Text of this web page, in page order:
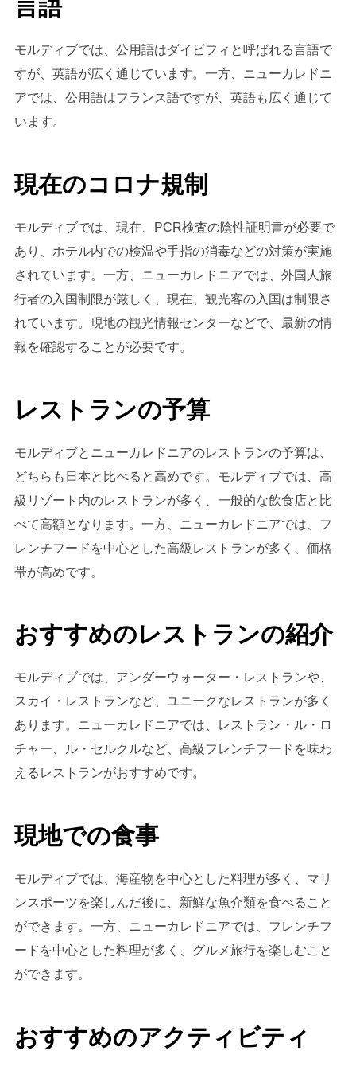
言語
モルディブでは、公用語はダイビフィと呼ばれる言語で
すが、英語が広く通じています。一方、ニューカレドニ
アでは、公用語はフランス語ですが、英語も広く通じて
います。
現在のコロナ規制
モルディブでは、現在、PCR検査の陰性証明書が必要で
あり、ホテル内での検温や手指の消毒などの対策が実施
されています。一方、ニューカレドニアでは、外国人旅
行者の入国制限が厳しく、現在、観光客の入国は制限さ
れています。現地の観光情報センターなどで、最新の情
報を確認することが必要です。
レストランの予算
モルディブとニューカレドニアのレストランの予算は、
どちらも日本と比べると高めです。モルディブでは、高
級リゾート内のレストランが多く、一般的な飲食店と比
べて高額となります。一方、ニューカレドニアでは、フ
レンチフードを中心とした高級レストランが多く、価格
帯が高めです。
おすすめのレストランの紹介
モルディブでは、アンダーウォーター・レストランや、
スカイ・レストランなど、ユニークなレストランが多く
あります。ニューカレドニアでは、レストラン・ル・ロ
チャー、ル・セルクルなど、高級フレンチフードを味わ
えるレストランがおすすめです。
現地での食事
モルディブでは、海産物を中心とした料理が多く、マリ
ンスポーツを楽しんだ後に、新鮮な魚介類を食べること
ができます。一方、ニューカレドニアでは、フレンチフ
ードを中心とした料理が多く、グルメ旅行を楽しむこと
ができます。
おすすめのアクティビティ